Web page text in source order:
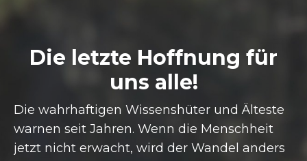
Die letzte Hoffnung für
uns alle!
Die wahrhaftigen Wissenshüter und Älteste
warnen seit Jahren. Wenn die Menschheit
jetzt nicht erwacht, wird der Wandel anders